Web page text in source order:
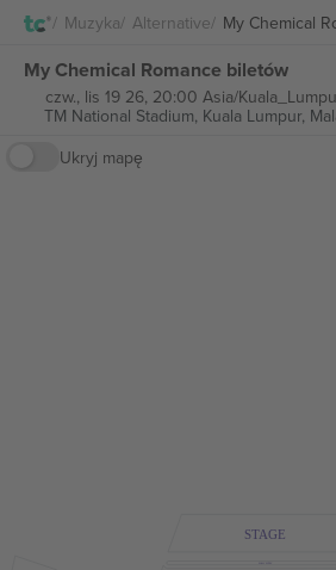
Muzyka Alternative My Chemical
My Chemical Romance biletów
czw., lis 19 26, 20:00 Asia/
TM National Stadium, Kuala Lumpur,
Ukryj mapę
STAGE